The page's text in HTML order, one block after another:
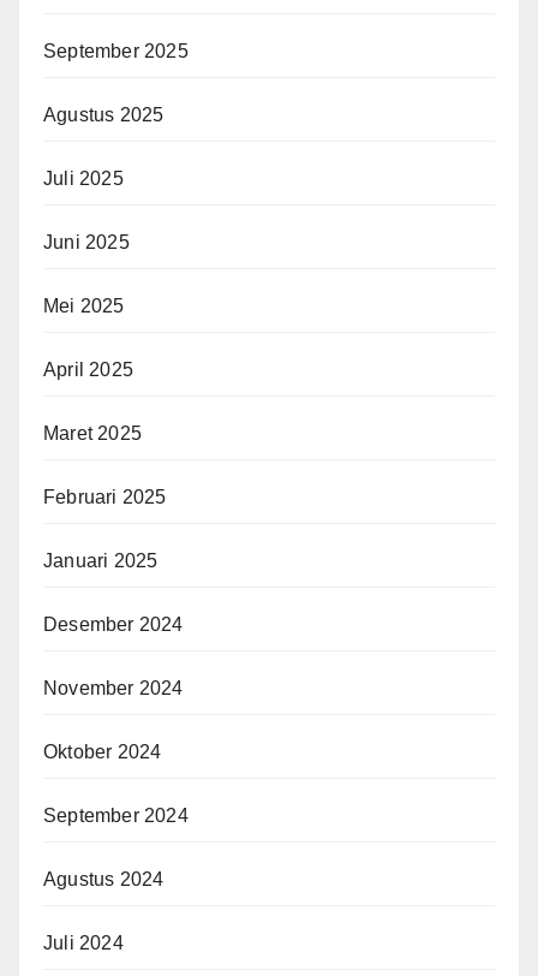
September 2025
Agustus 2025
Juli 2025
Juni 2025
Mei 2025
April 2025
Maret 2025
Februari 2025
Januari 2025
Desember 2024
November 2024
Oktober 2024
September 2024
Agustus 2024
Juli 2024